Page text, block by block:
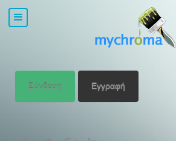
Σύνδεση Εγγραφή